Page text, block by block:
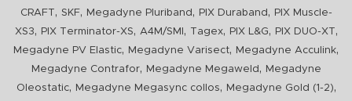
CRAFT, SKF, Megadyne Pluriband , PIX Duraband ,
PIX Muscle-
XS3, PIX Terminator-XS, A4M/SMI , Tagex, PIX L&G, PIX DUO-XT,
Megadyne PV Elastic, Megadyne Varisect, Megadyne Acculink,
Megadyne Contrafor, Megadyne Megaweld ,
Megadyne
Oleostatic, Megadyne Megasync collos, Megadyne Gold (1-2),